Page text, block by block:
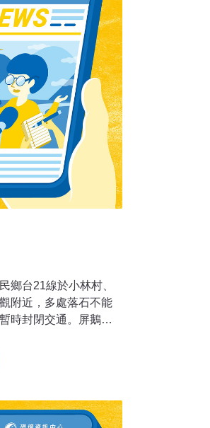
鄉台21線於小林村、
附近，多處落石不能
時封閉交通。屏鵝公
洪沖刷塌陷，非濫採
方封閉道路，防止車
成拓寬，豪雨卻造成
米里、劉厝里、為隨